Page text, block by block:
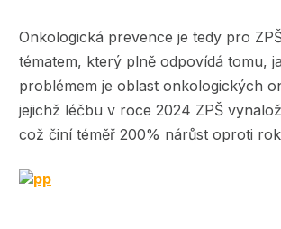
Onkologická prevence je tedy pro
tématem, který plně odpovídá tomu,
problémem je oblast onkologických
jejichž léčbu v roce 2024 ZPŠ
což činí téměř 200% nárůst oproti
Image